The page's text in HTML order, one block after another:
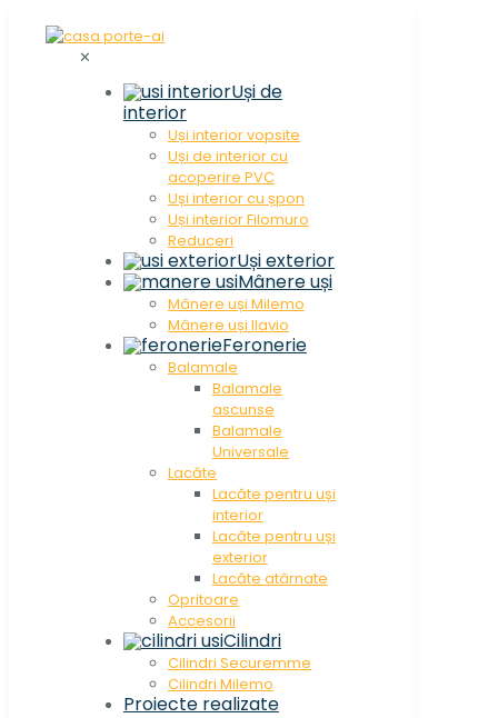
✕
Uși de
interior
Uși interior vopsite
Uși de interior cu
acoperire PVC
Uși interior cu șpon
Uși interior Filomuro
Reduceri
Uși exterior
Mânere uși
Mânere uși Milemo
Mânere uși Ilavio
Feronerie
Balamale
Balamale
ascunse
Balamale
Universale
Lacăte
Lacăte pentru uși
interior
Lacăte pentru uși
exterior
Lacăte atârnate
Opritoare
Accesorii
Cilindri
Cilindri Securemme
Cilindri Milemo
Proiecte realizate